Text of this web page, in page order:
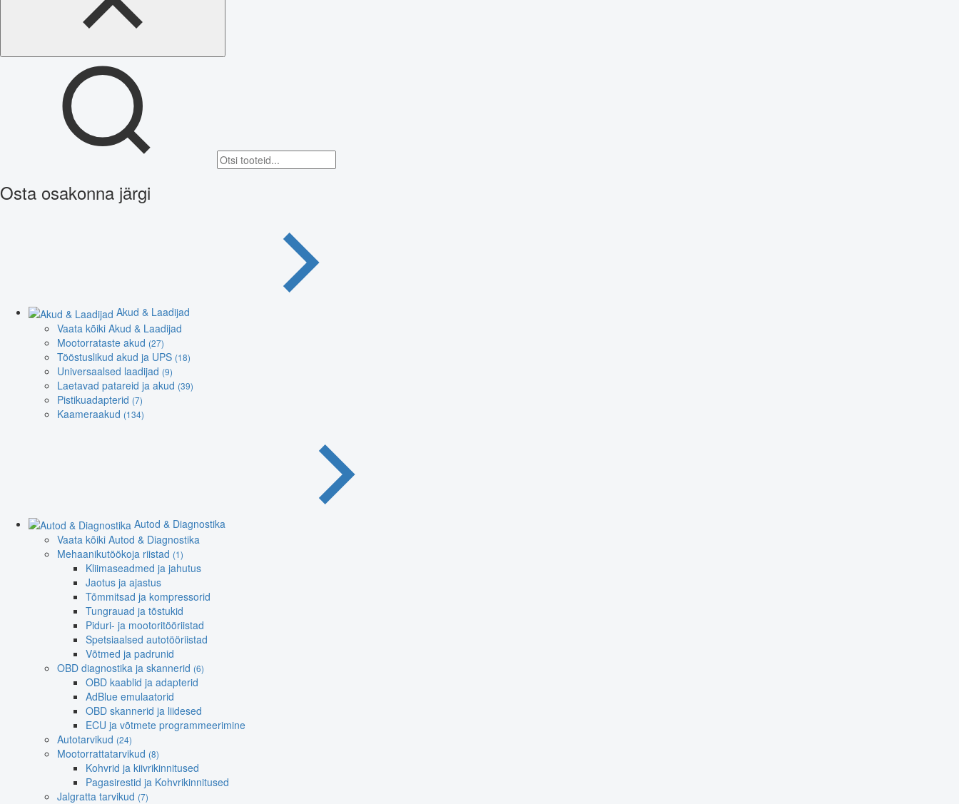
Osta osakonna järgi
Akud & Laadijad
Vaata kõiki Akud & Laadijad
Mootorrataste akud (27)
Tööstuslikud akud ja UPS (18)
Universaalsed laadijad (9)
Laetavad patareid ja akud (39)
Pistikuadapterid (7)
Kaameraakud (134)
Autod & Diagnostika
Vaata kõiki Autod & Diagnostika
Mehaanikutöökoja riistad (1)
Kliimaseadmed ja jahutus
Jaotus ja ajastus
Tõmmitsad ja kompressorid
Tungrauad ja tõstukid
Piduri- ja mootoritööriistad
Spetsiaalsed autotööriistad
Võtmed ja padrunid
OBD diagnostika ja skannerid (6)
OBD kaablid ja adapterid
AdBlue emulaatorid
OBD skannerid ja liidesed
ECU ja võtmete programmeerimine
Autotarvikud (24)
Mootorrattatarvikud (8)
Kohvrid ja kiivrikinnitused
Pagasirestid ja Kohvrikinnitused
Jalgratta tarvikud (7)